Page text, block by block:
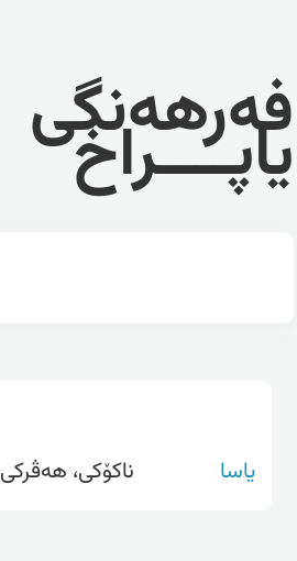
فەرهەنگی
یاپــــراخ
یاسا ناکۆکی، هەڤرکی